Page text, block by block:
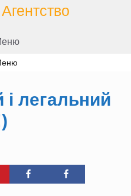
легальний